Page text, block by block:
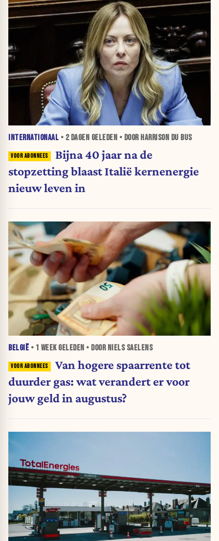
INTERNATIONAAL • 2 DAGEN GELEDEN • DOOR HARRISON DU BUS
Bijna 40 jaar na de
stopzetting blaast Italië kernenergie
nieuw leven in
BELGIË • 1 WEEKGELEDEN • DOOR NIELS SAELENS
Van hogere spaarrente tot
duurder gas: wat verandert er voor
jouw geld in augustus?